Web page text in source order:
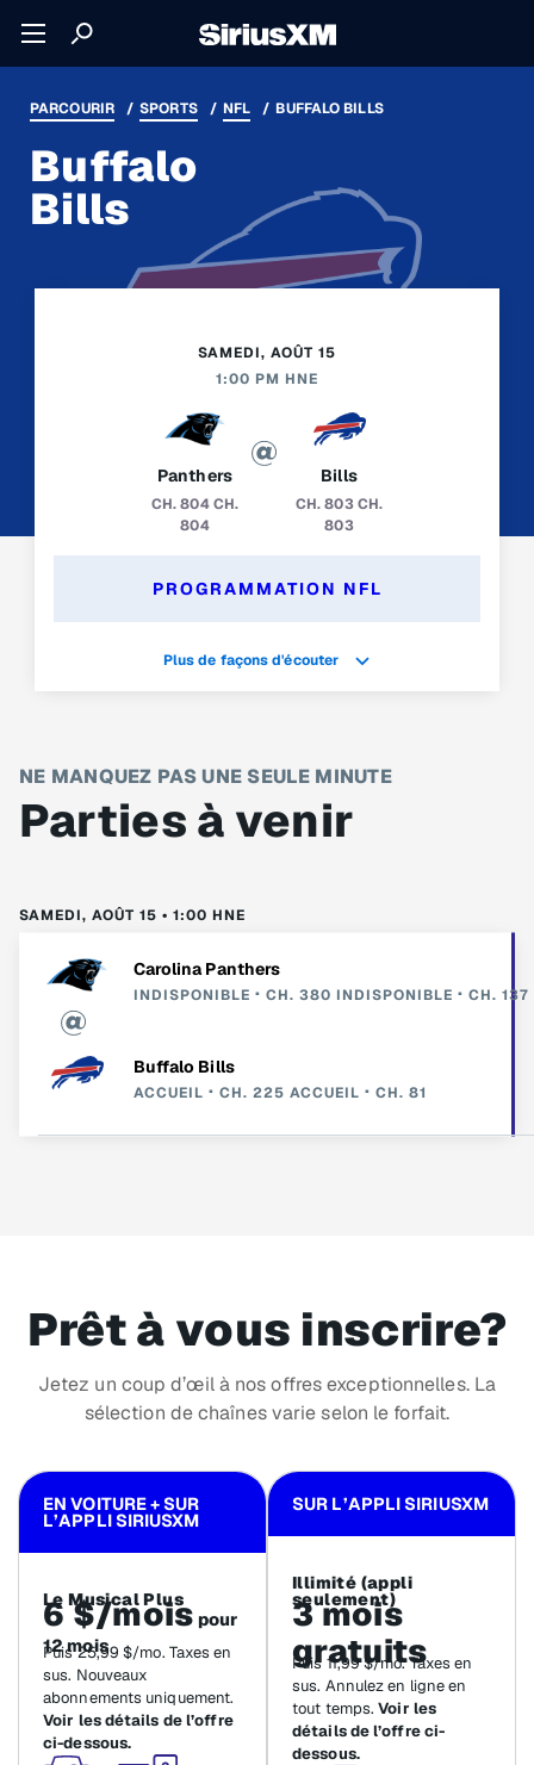
PARCOURIR SPORTS NFL BUFFALO BILLS
Buffalo
Bills
SAMEDI, AOÛT 15
1:00 PM HNE
Panthers
CH. 804 CH.
804
Bills
CH. 803 CH.
803
PROGRAMMATION NFL
Plus de façons d'écouter
NE MANQUEZ PAS UNE SEULE MINUTE
Parties à venir
SAMEDI, AOÛT 15 • 1:00 HNE
Carolina Panthers
INDISPONIBLE CH. 380 INDISPONIBLE CH. 137
Buffalo Bills
ACCUEIL CH. 225 ACCUEIL CH. 81
Prêt à vous inscrire?
Jetez un coup d’œil à nos offres exceptionnelles. La
sélection de chaînes varie selon le forfait.
EN VOITURE + SUR
L’APPLI SIRIUSXM
Le Musical Plus
6 $/mois pour
12 mois
Puis 25,99 $/mo. Taxes en
sus. Nouveaux
abonnements uniquement.
Voir les détails de l’offre
ci-dessous.
SUR L’APPLI SIRIUSXM
Illimité (appli
seulement)
3 mois
gratuits
Puis 11,99 $/mo. Taxes en
sus. Annulez en ligne en
tout temps.Voir les
détails de l’offre ci-
dessous.